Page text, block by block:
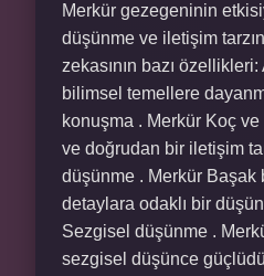
Merkür gezegeninin
düşünme ve iletişim
zekasının bazı
bilimsel temellere
konuşma . Merkür Koç ve
ve doğrudan bir iletişim
düşünme . Merkür
detaylara odaklı bir
Sezgisel düşünme .
sezgisel düşünce